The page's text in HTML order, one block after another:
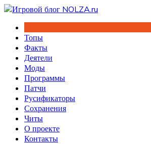
Перейти
содержимому
Топы
Факты
Деятели
Моды
Программы
Патчи
Русификаторы
Сохранения
Читы
О проекте
Контакты